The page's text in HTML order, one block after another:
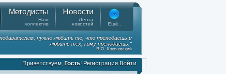
Методисты
Наш
коллектив
Новости
Лента
новостей
Ещё..
нужно любить то, что преподаешь и
любить тех, кому преподаешь."
В.О. Ключевский
Приветствуем, Гость! Регистрация Войти